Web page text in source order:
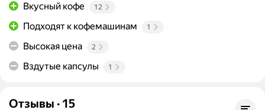
Вкусный кофе
12
Подходят к кофемашинам 1
Высокая цена 2
Вздутые капсулы 1
Отзывы · 15